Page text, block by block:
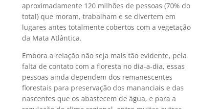
aproximadamente 120 milhões de pessoas (70% do
total) que moram, trabalham e se divertem em
lugares antes totalmente cobertos com a vegetação
da Mata Atlântica.
Embora a relação não seja mais tão evidente, pela
falta de contato com a floresta no dia-a-dia, essas
pessoas ainda dependem dos remanescentes
florestais para preservação dos mananciais e das
nascentes que os abastecem de água, e para a